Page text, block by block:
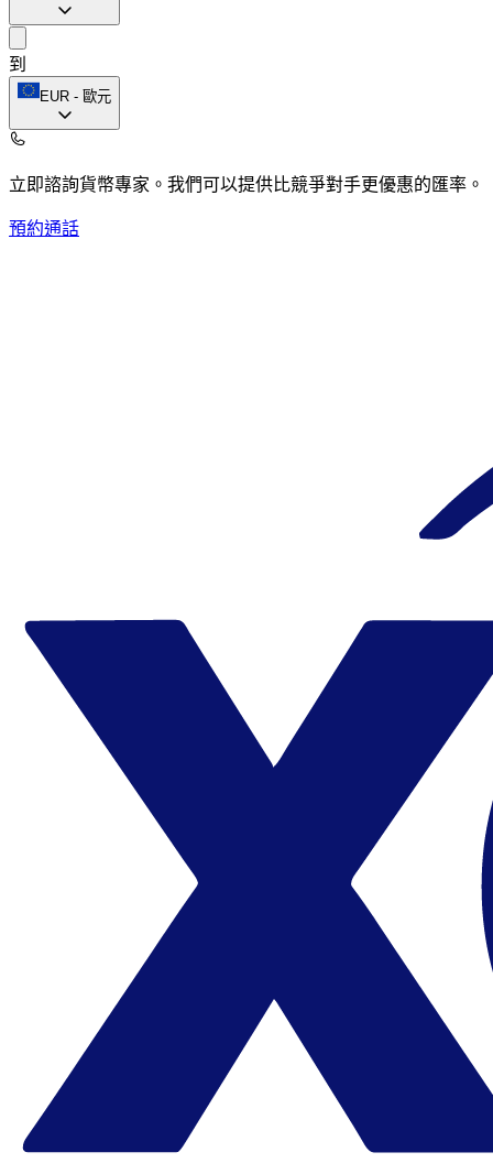
到
EUR - 歐元
立即諮詢貨幣專家。 我們可以提供比競爭對手更優惠的匯率。
預約通話